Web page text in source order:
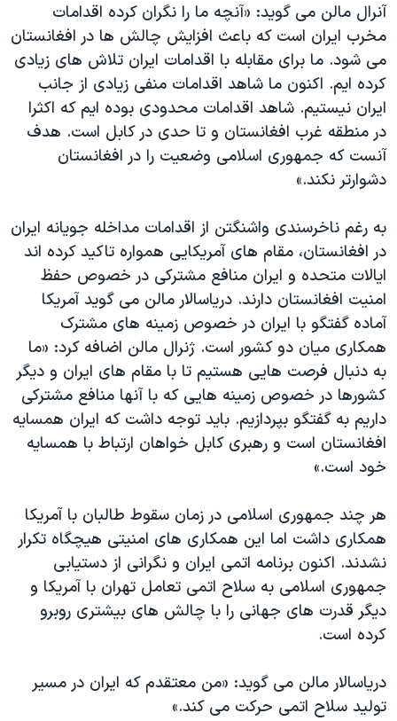
آنرال مالن می گويد: «آنچه ما را نگران کرده اقدامات
مخرب ايران است که باعث افزايش چالش ها در افغانستان
می شود. ما برای مقابله با اقدامات ايران تلاش های زيادی
کرده ايم. اکنون ما شاهد اقدامات منفی زيادی از جانب
ايران نيستيم. شاهد اقدامات محدودی بوده ايم که اکثرا
در منطقه غرب افغانستان و تا حدی در کابل است. هدف
آنست که جمهوری اسلامی وضعيت را در افغانستان
دشوارتر نکند.»
به رغم ناخرسندی واشنگتن از اقدامات مداخله جويانه ايران
در افغانستان، مقام های آمريکايی همواره تاکيد کرده اند
ايالات متحده و ايران منافع مشترکی در خصوص حفظ
امنيت افغانستان دارند. درياسالار مالن می گويد آمريکا
آماده گفتگو با ايران در خصوص زمينه های مشترک
همکاری ميان دو کشور است. ژنرال مالن اضافه کرد: «ما
به دنبال فرصت هايی هستيم تا با مقام های ايران و ديگر
کشورها در خصوص زمينه هايی که با آنها منافع مشترکی
داريم به گفتگو بپردازيم. بايد توجه داشت که ايران همسايه
افغانستان است و رهبری کابل خواهان ارتباط با همسايه
خود است.»
هر چند جمهوری اسلامی در زمان سقوط طالبان با آمريکا
همکاری داشت اما اين همکاری های امنيتی هيچگاه تکرار
نشدند. اکنون برنامه اتمی ايران و نگرانی از دستيابی
جمهوری اسلامی به سلاح اتمی تعامل تهران با آمريکا و
ديگر قدرت های جهانی را با چالش های بيشتری روبرو
کرده است.
درياسالار مالن می گويد: «من معتقدم که ايران در مسير
توليد سلاح اتمی حرکت می کند.»